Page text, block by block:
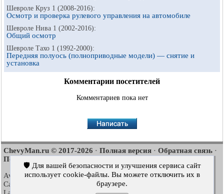
Шевроле Круз 1 (2008-2016):
Осмотр и проверка рулевого управления на автомобиле
Шевроле Нива 1 (2002-2016):
Общий осмотр
Шевроле Тахо 1 (1992-2000):
Передняя полуось (полноприводные модели) — снятие и
установка
Комментарии посетителей
Комментариев пока нет
ChevyMan.ru © 2017-2026 · Полная версия · Обратная связь ·
Поиск по сайту
Aveo 2003-2008·Aveo2006-2011·Aveo2012-2018·
Captiva 2008-2016·Lacetti
🛡️ Для вашей безопасности и улучшения сервиса сайт
использует cookie-файлы. Вы можете отключить их в
браузере.